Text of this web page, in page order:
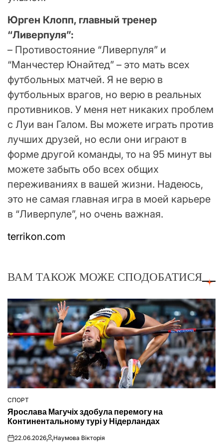
Юрген Клопп, главный тренер
“Ливерпуля”:
– Противостояние “Ливерпуля” и
“Манчестер Юнайтед” – это мать всех
футбольных матчей. Я не верю в
футбольных врагов, но верю в реальных
противников. У меня нет никаких проблем
с Луи ван Галом. Вы можете играть против
лучших друзей, но если они играют в
форме другой команды, то на 95 минут вы
можете забыть обо всех общих
переживаниях в вашей жизни. Надеюсь,
это не самая главная игра в моей карьере
в “Ливерпуле”, но очень важная.
terrikon.com
ВАМ ТАКОЖ МОЖЕ СПОДОБАТИСЯ
ОПУБЛІКУВАТИ
У
СПОРТ
Ярослава Магучіх здобула перемогу на
Континентальному турі у Нідерландах
on22.06.2026Опубліковано
Наумова Вікторія